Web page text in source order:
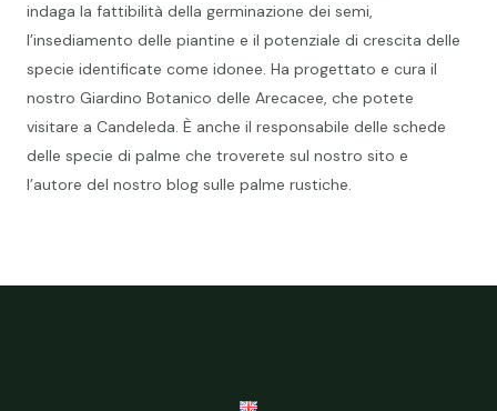
indaga la fattibilità della germinazione dei semi,
l’insediamento delle piantine e il potenziale di crescita delle
specie identificate come idonee. Ha progettato e cura il
nostro Giardino Botanico delle Arecacee, che potete
visitare a Candeleda. È anche il responsabile delle schede
delle specie di palme che troverete sul nostro sito e
l’autore del nostro blog sulle palme rustiche.